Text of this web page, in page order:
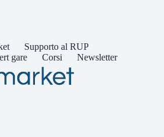
Supporto al RUP
gare
Corsi Newsletter